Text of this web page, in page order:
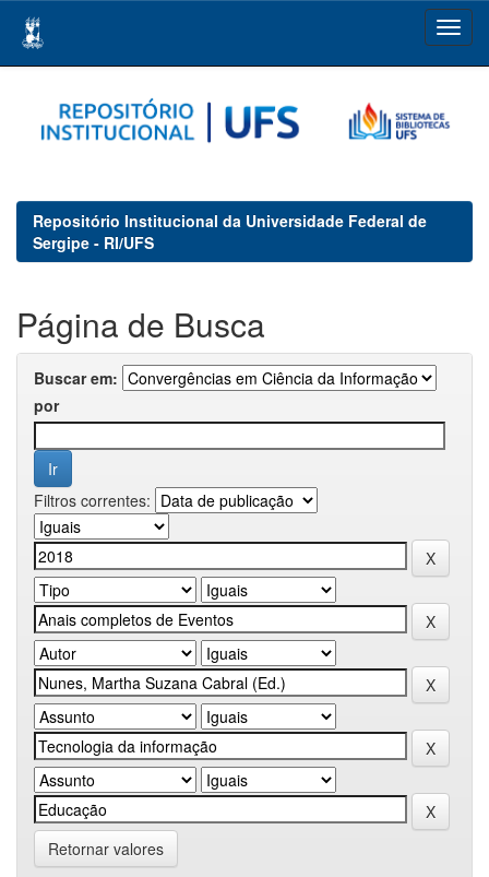
navigation
Repositório Institucional da Universidade Federal de
Sergipe - RI/UFS
Página de Busca
Buscar em:
por
Filtros correntes:
Retornar valores